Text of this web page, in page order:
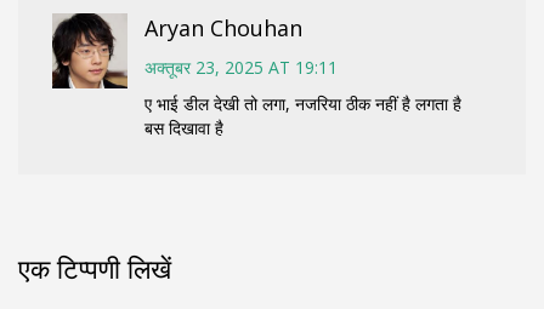
Aryan Chouhan
अक्तूबर 23, 2025 AT 19:11
ए भाई डील देखी तो लगा, नजरिया ठीक नहीं है लगता है
बस दिखावा है
एक टिप्पणी लिखें